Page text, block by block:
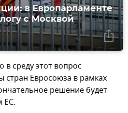
в Европарламенте
с Москвой
в среду этот вопрос
стран Евросоюза в рамках
решение будет
ЕС.